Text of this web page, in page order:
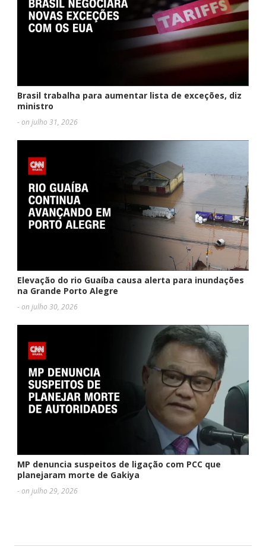
Brasil trabalha para aumentar lista de exceções, diz
ministro
- on julho 31, 2026
Elevação do rio Guaíba causa alerta para inundações
na Grande Porto Alegre
- on julho 30, 2026
MP denuncia suspeitos de ligação com PCC que
planejaram morte de Gakiya
- on julho 29, 2026